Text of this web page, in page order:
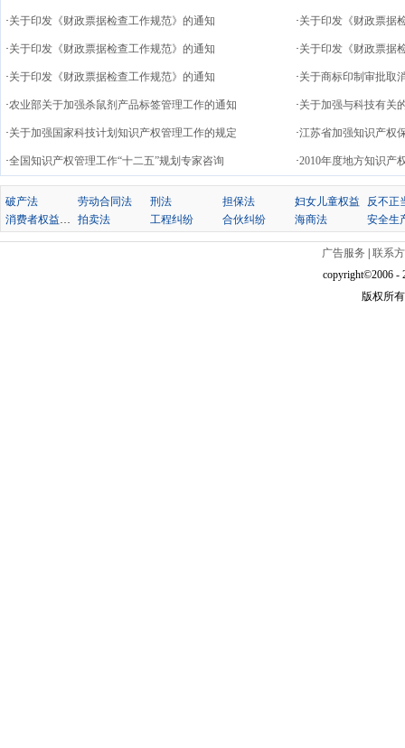
·关于印发《财政票据检查工作规范》的通知 ·关于印发《财政票据
·关于印发《财政票据检查工作规范》的通知 ·关于印发《财政票据
·关于印发《财政票据检查工作规范》的通知 ·关于商标印制审批取
·农业部关于加强杀鼠剂产品标签管理工作的通知 ·关于加强与科技有关
·关于加强国家科技计划知识产权管理工作的规定 ·江苏省加强知识产权
·全国知识产权管理工作“十二五”规划专家咨询 ·2010年度地方知识产
破产法 劳动合同法 刑法 担保法
妇女儿童权益
拍卖法 工程纠纷 合伙纠纷 海商法 安全生
广告服务 | 联系
copyright©2006 -
版权所